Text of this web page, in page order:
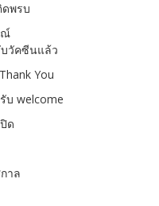
พรบ
ณ์
วัคซีนแล้ว
You
บ welcome
ด
าล